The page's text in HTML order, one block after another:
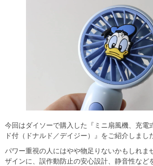
今回はダイソーで購入した『ミニ扇風機、充電
ド付（ドナルド／デイジー）』をご紹介しまし
パワー重視の人にはやや物足りないかもしれま
ザインに、誤作動防止の安心設計、静音性など